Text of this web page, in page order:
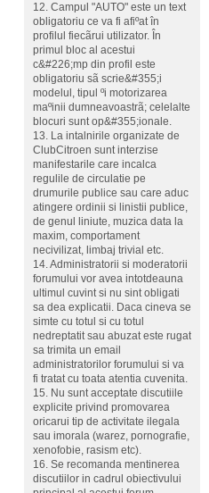
12. Campul "AUTO" este un text
obligatoriu ce va fi afiºat în
profilul fiecãrui utilizator. În
primul bloc al acestui
c&#226;mp din profil este
obligatoriu sã scrie&#355;i
modelul, tipul ºi motorizarea
maºinii dumneavoastrã; celelalte
blocuri sunt op&#355;ionale.
13. La intalnirile organizate de
ClubCitroen sunt interzise
manifestarile care incalca
regulile de circulatie pe
drumurile publice sau care aduc
atingere ordinii si linistii publice,
de genul liniute, muzica data la
maxim, comportament
necivilizat, limbaj trivial etc.
14. Administratorii si moderatorii
forumului vor avea intotdeauna
ultimul cuvint si nu sint obligati
sa dea explicatii. Daca cineva se
simte cu totul si cu totul
nedreptatit sau abuzat este rugat
sa trimita un email
administratorilor forumului si va
fi tratat cu toata atentia cuvenita.
15. Nu sunt acceptate discutiile
explicite privind promovarea
oricarui tip de activitate ilegala
sau imorala (warez, pornografie,
xenofobie, rasism etc).
16. Se recomanda mentinerea
discutiilor in cadrul obiectivului